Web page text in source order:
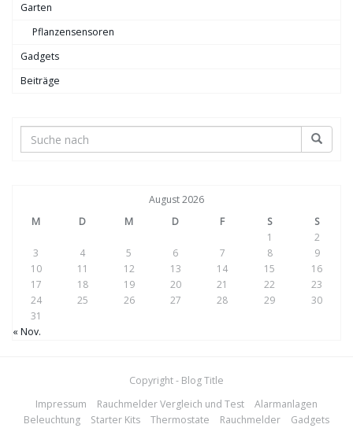
Garten
Pflanzensensoren
Gadgets
Beiträge
August 2026
M
D M D F S
S
1
2
3
4 5 6 7 8
9
10
11 12 13 14 15
16
17
18 19 20 21 22
23
24
25 26 27 28 29
30
31
« Nov.
Copyright - Blog Title
Impressum
Rauchmelder Vergleich und Test
Alarmanlagen
Beleuchtung
Starter Kits Thermostate Rauchmelder Gadgets